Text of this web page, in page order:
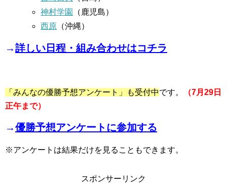
神村学園
（鹿児島）
西原 （沖縄）
→詳しい日程・組み合わせはコチラ
「みんなの優勝予想アンケート」も受付中です。
（7月29日
正午まで）
→優勝予想アンケートに参加する
※アンケートは結果だけを見ることもできます。
スポンサーリンク